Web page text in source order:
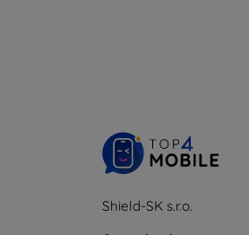
Shield-SK s.r.o.